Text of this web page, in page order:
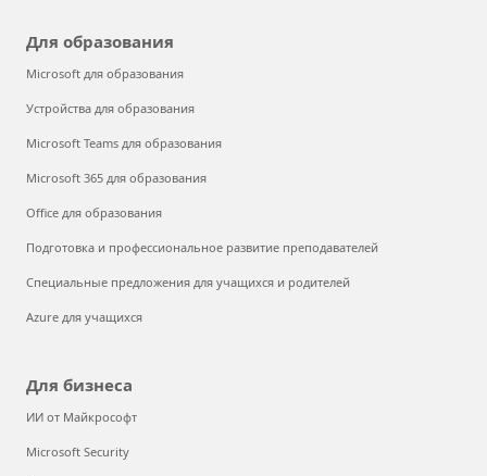
Для образования
Microsoft для образования
Устройства для образования
Microsoft Teams для образования
Microsoft 365 для образования
Office для образования
Подготовка и профессиональное развитие преподавателей
Специальные предложения для учащихся и родителей
Azure для учащихся
Для бизнеса
ИИ от Майкрософт
Microsoft Security